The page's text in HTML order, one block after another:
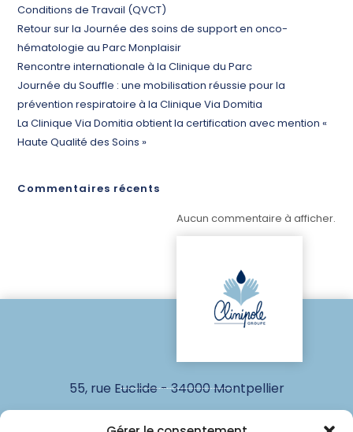
Conditions de Travail (QVCT)
Retour sur la Journée des soins de support en onco-
hématologie au Parc Monplaisir
Rencontre internationale à la Clinique du Parc
Journée du Souffle : une mobilisation réussie pour la
prévention respiratoire à la Clinique Via Domitia
La Clinique Via Domitia obtient la certification avec mention «
Haute Qualité des Soins »
Commentaires récents
Aucun commentaire à afficher.
55, rue Euclide - 34000 Montpellier
www.groupeclinipole.fr